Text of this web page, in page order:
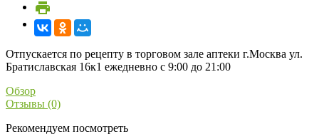
Отпускается по рецепту в торговом зале аптеки г.Москва ул.
Братиславская 16к1 ежедневно с 9:00 до 21:00
Обзор
Отзывы (0)
Рекомендуем посмотреть